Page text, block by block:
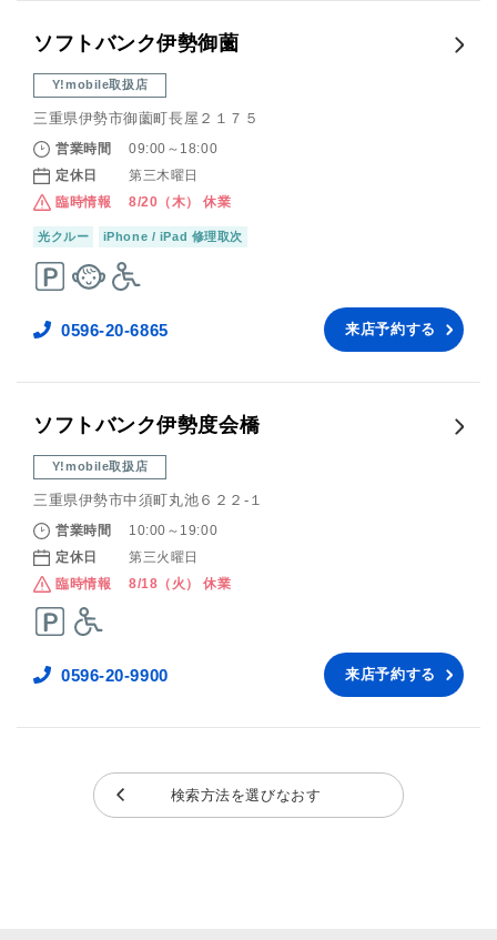
ソフトバンク伊勢御薗
Y!mobile取扱店
三重県伊勢市御薗町長屋２１７５
営業時間
09:00～18:00
定休日
第三木曜日
臨時情報
8/20（木） 休業
光クルー iPhone / iPad 修理取次
0596-20-6865 来店予約する
ソフトバンク伊勢度会橋
Y!mobile取扱店
三重県伊勢市中須町丸池６２２‐１
営業時間
10:00～19:00
定休日
第三火曜日
臨時情報
8/18（火） 休業
0596-20-9900 来店予約する
検索方法を選びなおす